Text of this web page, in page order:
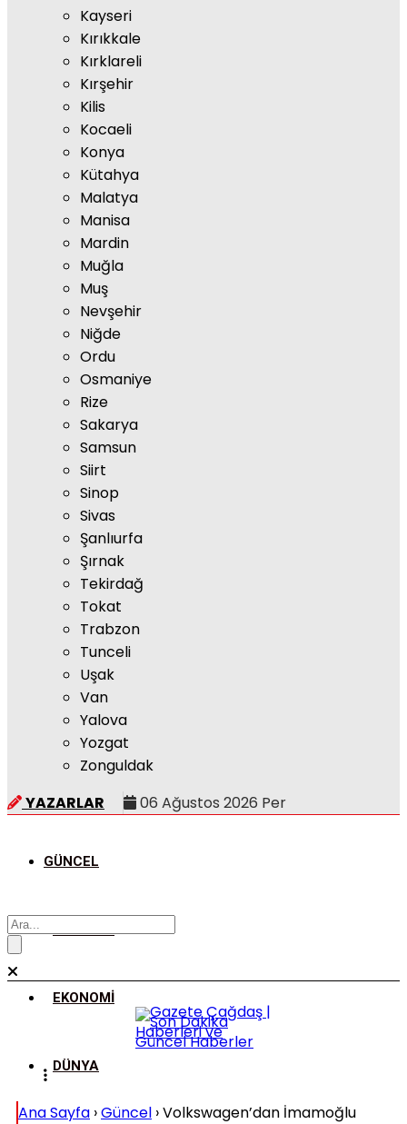
Kayseri
Kırıkkale
Kırklareli
Kırşehir
Kilis
Kocaeli
Konya
Kütahya
Malatya
Manisa
Mardin
Muğla
Muş
Nevşehir
Niğde
Ordu
Osmaniye
Rize
Sakarya
Samsun
Siirt
Sinop
Sivas
Şanlıurfa
Şırnak
Tekirdağ
Tokat
Trabzon
Tunceli
Uşak
Van
Yalova
Yozgat
Zonguldak
YAZARLAR
06 Ağustos 2026 Per
GÜNCEL
POLITIKA
EKONOMI
DÜNYA
Ana Sayfa ›Güncel ›Volkswagen’dan İmamoğlu